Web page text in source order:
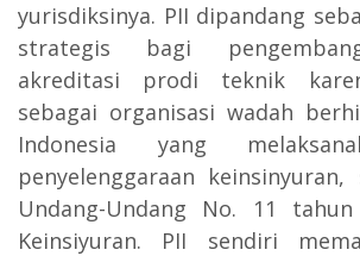
yurisdiksinya. PII dipandang
strategis bagi
akreditasi prodi teknik
sebagai organisasi wadah
Indonesia yang
penyelenggaraan
Undang-Undang No. 11
Keinsiyuran. PII sendiri